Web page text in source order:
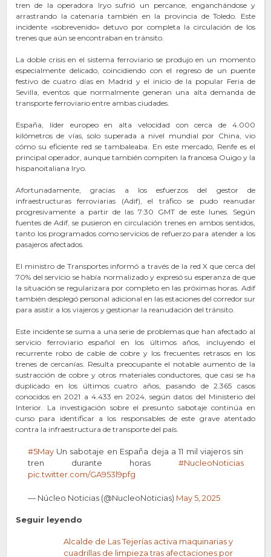
tren de la operadora Iryo sufrió un percance, enganchándose y
arrastrando la catenaria también en la provincia de Toledo. Este
incidente «sobrevenido» detuvo por completa la circulación de los
trenes que aún se encontraban en tránsito.
La doble crisis en el sistema ferroviario se produjo en un momento
especialmente delicado, coincidiendo con el regreso de un puente
festivo de cuatro días en Madrid y el inicio de la popular Feria de
Sevilla, eventos que normalmente generan una alta demanda de
transporte ferroviario entre ambas ciudades.
España, líder europeo en alta velocidad con cerca de 4.000
kilómetros de vías, solo superada a nivel mundial por China, vio
cómo su eficiente red se tambaleaba. En este mercado, Renfe es el
principal operador, aunque también compiten la francesa Ouigo y la
hispanoitaliana Iryo.
Afortunadamente, gracias a los esfuerzos del gestor de
infraestructuras ferroviarias (Adif), el tráfico se pudo reanudar
progresivamente a partir de las 7:30 GMT de este lunes. Según
fuentes de Adif, se pusieron en circulación trenes en ambos sentidos,
tanto los programados como servicios de refuerzo para atender a los
pasajeros afectados.
El ministro de Transportes informó a través de la red X que cerca del
70% del servicio se había normalizado y expresó su esperanza de que
la situación se regularizara por completo en las próximas horas. Adif
también desplegó personal adicional en las estaciones del corredor sur
para asistir a los viajeros y gestionar la reanudación del tránsito.
Este incidente se suma a una serie de problemas que han afectado al
servicio ferroviario español en los últimos años, incluyendo el
recurrente robo de cable de cobre y los frecuentes retrasos en los
trenes de cercanías. Resulta preocupante el notable aumento de la
sustracción de cobre y otros materiales conductores, que casi se ha
duplicado en los últimos cuatro años, pasando de 2.365 casos
conocidos en 2021 a 4.433 en 2024, según datos del Ministerio del
Interior. La investigación sobre el presunto sabotaje continúa en
curso para identificar a los responsables de este grave atentado
contra la infraestructura de transporte del país.
#5MayUn sabotaje en España deja a 11 mil viajeros sin
tren durante horas #NucleoNoticias
pic.twitter.com/GA953l9pfg
— Núcleo Noticias (@NucleoNoticias) May 5, 2025
Seguir leyendo
Alcalde de Las Tejerías activa maquinarias y
cuadrillas de limpieza tras afectaciones por